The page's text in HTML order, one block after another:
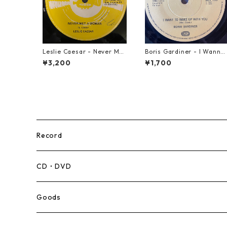
Leslie Caesar - Never Met
A Woman【12-50067】
¥3,200
Boris Gardiner - I Wanna
Wake Up With You【7-219
24】
¥1,700
Record
Mento,Calypso,Ballad
Ska
CD・DVD
Goods